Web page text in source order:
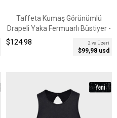
Taffeta Kumaş Görünümlü
Drapeli Yaka Fermuarlı Büstiyer -
2 ve Üzeri
$99,98 usd
$124.98